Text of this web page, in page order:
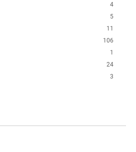
4
5
11
106
1
24
3